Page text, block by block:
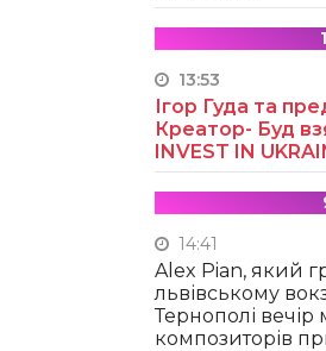
13:53
Ігор Гуда та
Креатор- Буд
INVEST IN
14:41
Alex Pian, який
львівському
Тернополі
композиторів